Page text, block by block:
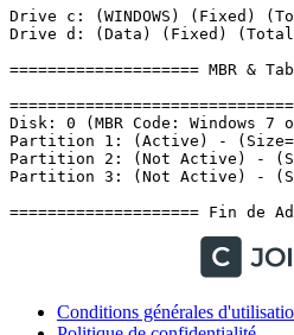
Conditions générales